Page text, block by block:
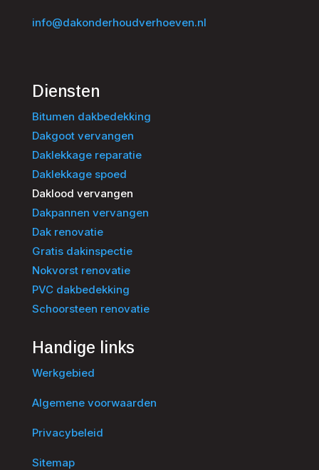
info@dakonderhoudverhoeven.nl
Diensten
Bitumen dakbedekking
Dakgoot vervangen
Daklekkage reparatie
Daklekkage spoed
Daklood vervangen
Dakpannen vervangen
Dak renovatie
Gratis dakinspectie
Nokvorst renovatie
PVC dakbedekking
Schoorsteen renovatie
Handige links
Werkgebied
Algemene voorwaarden
Privacybeleid
Sitemap